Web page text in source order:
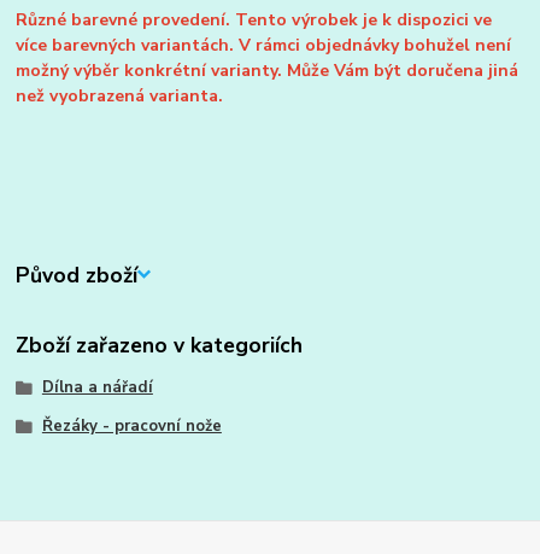
Různé barevné provedení. Tento výrobek je k dispozici ve
více barevnýchvariantách. V rámci objednávky bohužel není
možný výběr konkrétní varianty. Může Vám být doručena jiná
než vyobrazená varianta.
Původ zboží
Zboží zařazeno v kategoriích
Dílna a nářadí
Řezáky - pracovní nože